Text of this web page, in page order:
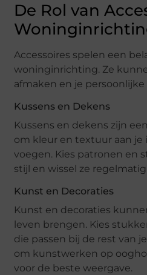
De Rol van
Accessoires spelen een
woninginrichting. Ze
afmaken en je
Kussens en Dekens
Kussens en dekens zijn
om kleur en textuur aan je
voegen. Kies patronen en
stijl en wissel ze
Kunst en Decoraties
Kunst en decoraties
leven brengen. Kies
die passen bij de rest van
om kunstwerken op
voor de beste weergave.